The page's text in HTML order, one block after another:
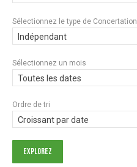
Sélectionnez le type de Concertation
Indépendant
Sélectionnez un mois
Toutes les dates
Ordre de tri
Croissant par date